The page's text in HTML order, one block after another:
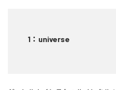
1 ： universe